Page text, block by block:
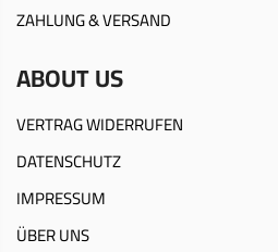
ZAHLUNG & VERSAND
ABOUT US
VERTRAG WIDERRUFEN
DATENSCHUTZ
IMPRESSUM
ÜBER UNS